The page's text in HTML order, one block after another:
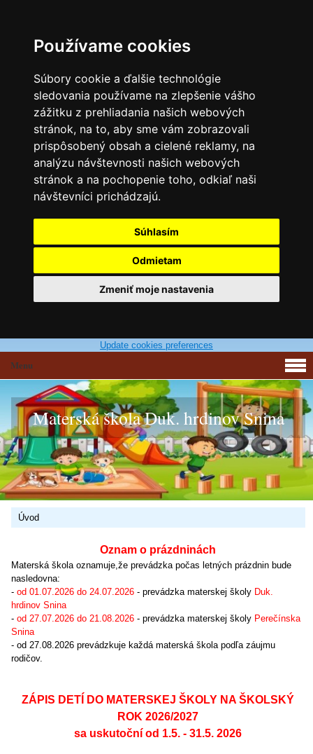
Používame cookies
Súbory cookie a ďalšie technológie
sledovania používame na zlepšenie vášho
zážitku z prehliadania našich webových
stránok, na to, aby sme vám zobrazovali
prispôsobený obsah a cielené reklamy, na
analýzu návštevnosti našich webových
stránok a na pochopenie toho, odkiaľ naši
návštevníci prichádzajú.
Súhlasím
Odmietam
Zmeniť moje nastavenia
Update cookies preferences
Materská škola Duk. hrdinov Snina
Úvod
Oznam o prázdninách
Materská škola oznamuje,že prevádzka počas letných prázdnin bude
nasledovna:
- od 01.07.2026 do 24.07.2026 - prevádzka materskej školy Duk.
hrdinov Snina
- od 27.07.2026 do 21.08.2026 - prevádzka materskej školy Perečínska
Snina
- od 27.08.2026 prevádzkuje každá materská škola podľa záujmu
rodičov.
ZÁPIS DETÍ DO MATERSKEJ ŠKOLY NA ŠKOLSKÝ
ROK 2026/2027
sa uskutoční od 1.5. - 31.5. 2026
Menu